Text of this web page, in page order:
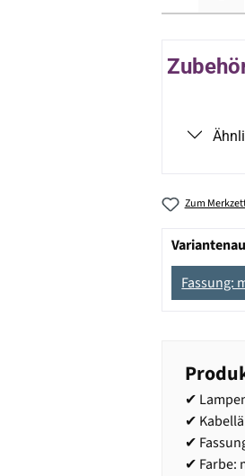
Zum
Fassung:
✔
✔
✔
✔ Farbe: